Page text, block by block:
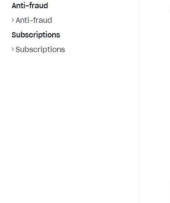
Anti-fraud
Anti-fraud
Subscriptions
Subscriptions